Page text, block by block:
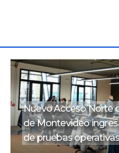
Nuevo Acceso Norte
de Montevideo
de pruebas